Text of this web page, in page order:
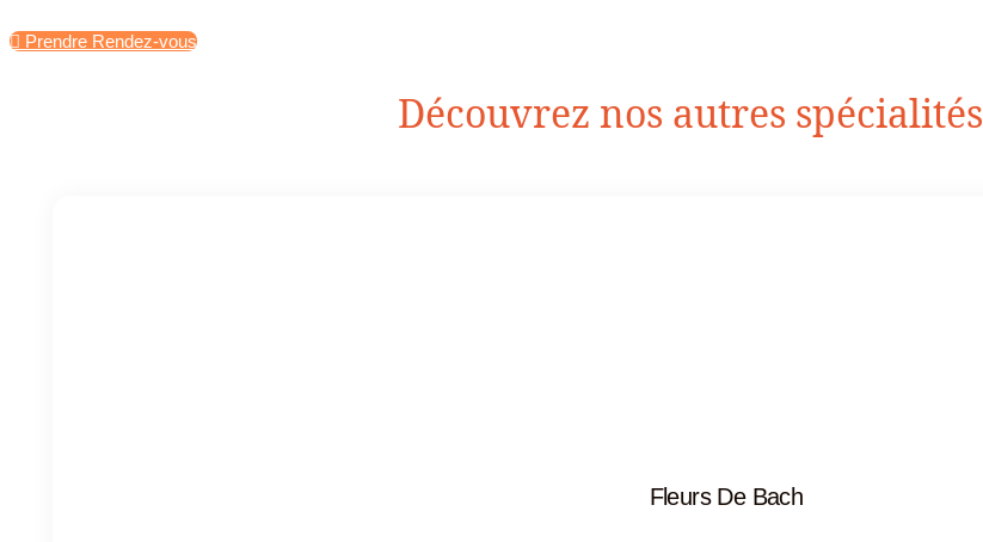
Prendre Rendez-vous
Découvrez nos autres spécialités
Fleurs De Bach